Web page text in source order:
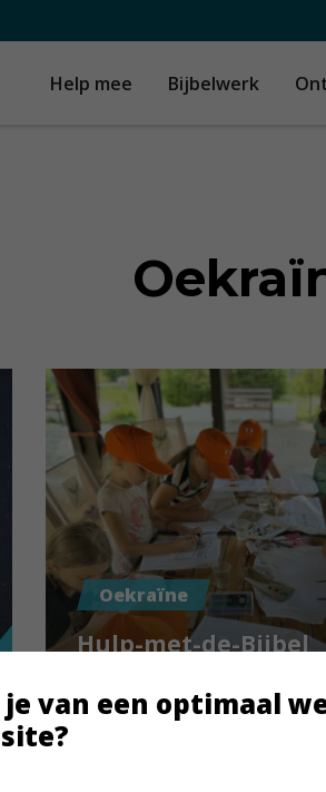
Help mee Bijbelwerk
Oekraïne
Hulp-met-de-Bijbel
je van een optimaal